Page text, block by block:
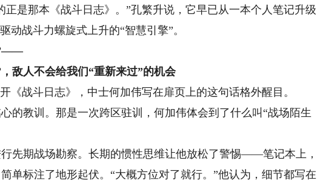
是那本《战斗日志》。”孔繁升说，它早已从一本个人笔记升级
动战斗力螺旋式上升的“智慧引擎”。
”——
敌人不会给我们“重新来过”的机会
战斗日志》，中士何加伟写在扉页上的这句话格外醒目。
教训。那是一次跨区驻训，何加伟体会到了什么叫“战场陌生
期战场勘察。长期的惯性思维让他放松了警惕——笔记本上，
单标注了地形起伏。“大概方位对了就行。”他认为，细节都写在